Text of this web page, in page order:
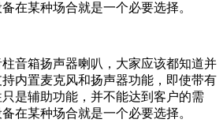
在某种场合就是一个必要选择。
音箱扬声器喇叭，大家应该都知道并
内置麦克风和扬声器功能，即使带有
是辅助功能，并不能达到客户的需
在某种场合就是一个必要选择。